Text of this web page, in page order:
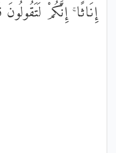
إِنَاثًا ۚ إِنَّكُمْ